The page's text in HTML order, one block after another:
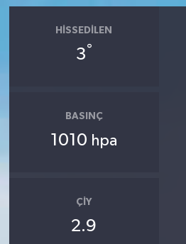
HISSEDILEN
3°
BASINÇ
1010 hpa
ÇIY
2.9